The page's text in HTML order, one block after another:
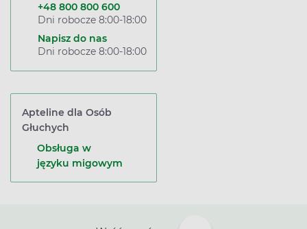
+48 800 800 600
Dni robocze 8:00-18:00
Napisz do nas
Dni robocze 8:00-18:00
Apteline dla Osób
Głuchych
Obsługa w
języku migowym